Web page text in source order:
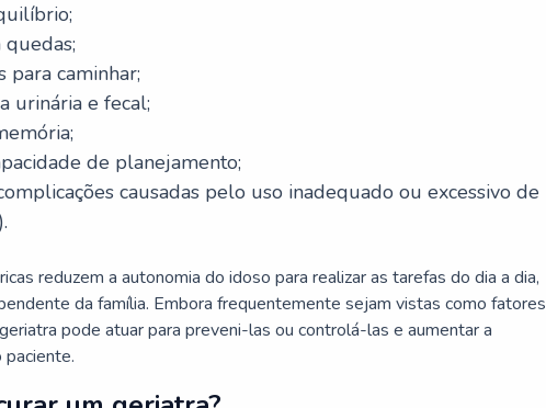
quedas;
para caminhar;
urinária e fecal;
de planejamento;
causadas pelo uso inadequado ou excessivo de
reduzem a autonomia do idoso para realizar as tarefas do dia a dia,
da família. Embora frequentemente sejam vistas como fatores
pode atuar para preveni-las ou controlá-las e aumentar a
paciente.